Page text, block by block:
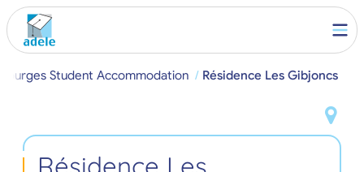
Bourges Student Accommodation Résidence Les Gibjoncs